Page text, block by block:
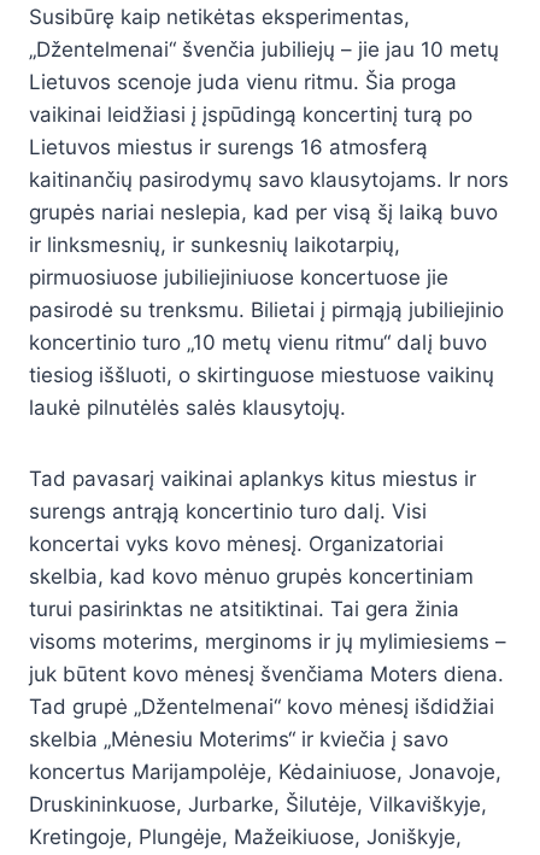
Susibūrę kaip netikėtas eksperimentas,
„Džentelmenai“ švenčia jubiliejų – jie jau 10 metų
Lietuvos scenoje juda vienu ritmu. Šia proga
vaikinai leidžiasi į įspūdingą koncertinį turą po
Lietuvos miestus ir surengs 16 atmosferą
kaitinančių pasirodymų savo klausytojams. Ir nors
grupės nariai neslepia, kad per visą šį laiką buvo
ir linksmesnių, ir sunkesnių laikotarpių,
pirmuosiuose jubiliejiniuose koncertuose jie
pasirodė su trenksmu. Bilietai į pirmąją jubiliejinio
koncertinio turo „10 metų vienu ritmu“ dalį buvo
tiesiog iššluoti, o skirtinguose miestuose vaikinų
laukė pilnutėlės salės klausytojų.
Tad pavasarį vaikinai aplankys kitus miestus ir
surengs antrąją koncertinio turo dalį. Visi
koncertai vyks kovo mėnesį. Organizatoriai
skelbia, kad kovo mėnuo grupės koncertiniam
turui pasirinktas ne atsitiktinai. Tai gera žinia
visoms moterims, merginoms ir jų mylimiesiems –
juk būtent kovo mėnesį švenčiama Moters diena.
Tad grupė „Džentelmenai“ kovo mėnesį išdidžiai
skelbia „Mėnesiu Moterims“ ir kviečia į savo
koncertus Marijampolėje, Kėdainiuose, Jonavoje,
Druskininkuose, Jurbarke, Šilutėje, Vilkaviškyje,
Kretingoje, Plungėje, Mažeikiuose, Joniškyje,